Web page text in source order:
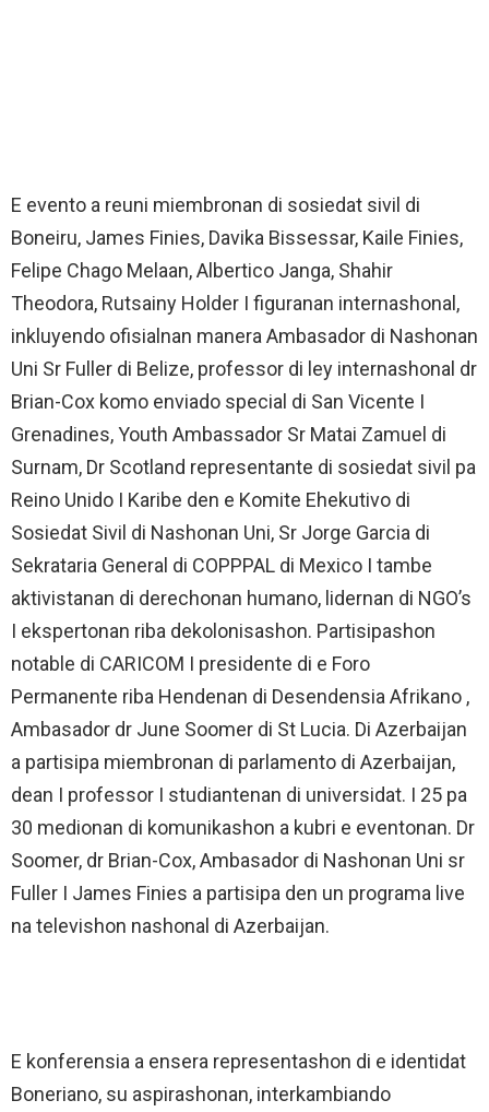
E evento a reuni miembronan di sosiedat sivil di
Boneiru, James Finies, Davika Bissessar, Kaile Finies,
Felipe Chago Melaan, Albertico Janga, Shahir
Theodora, Rutsainy Holder I figuranan internashonal,
inkluyendo ofisialnan manera Ambasador di Nashonan
Uni Sr Fuller di Belize, professor di ley internashonal dr
Brian-Cox komo enviado special di San Vicente I
Grenadines, Youth Ambassador Sr Matai Zamuel di
Surnam, Dr Scotland representante di sosiedat sivil pa
Reino Unido I Karibe den e Komite Ehekutivo di
Sosiedat Sivil di Nashonan Uni, Sr Jorge Garcia di
Sekrataria General di COPPPAL di Mexico I tambe
aktivistanan di derechonan humano, lidernan di NGO’s
I ekspertonan riba dekolonisashon. Partisipashon
notable di CARICOM I presidente di e Foro
Permanente riba Hendenan di Desendensia Afrikano ,
Ambasador dr June Soomer di St Lucia. Di Azerbaijan
a partisipa miembronan di parlamento di Azerbaijan,
dean I professor I studiantenan di universidat. I 25 pa
30 medionan di komunikashon a kubri e eventonan. Dr
Soomer, dr Brian-Cox, Ambasador di Nashonan Uni sr
Fuller I James Finies a partisipa den un programa live
na televishon nashonal di Azerbaijan.
E konferensia a ensera representashon di e identidat
Boneriano, su aspirashonan, interkambiando